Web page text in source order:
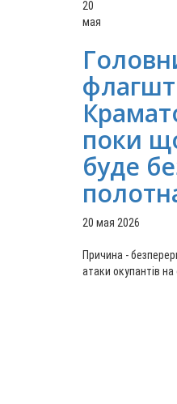
20
мая
поки
буде
20 мая 2026
Причина -
атаки окупантів на